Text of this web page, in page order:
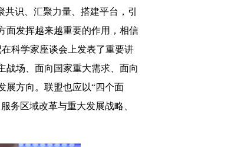
识、汇聚力量、搭建平台，引
面发挥越来越重要的作用，相信
科学家座谈会上发表了重要讲
战场、面向国家重大需求、面向
展方向。联盟也应以“四个面
务区域改革与重大发展战略、